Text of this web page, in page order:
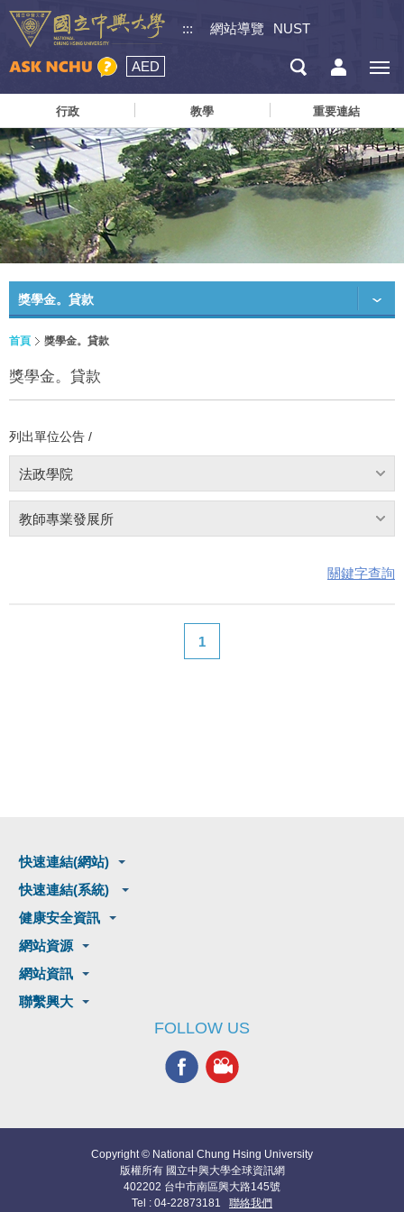
::: 網站導覽 NUST
AED
行政 教學 重要連結
獎學金。貸款
首頁 獎學金。貸款
獎學金。貸款
列出單位公告 /
法政學院
教師專業發展所
關鍵字查詢
1
快速連結(網站)
快速連結(系統)
健康安全資訊
網站資源
網站資訊
聯繫興大
FOLLOW US
Copyright © National Chung Hsing University
版權所有 國立中興大學全球資訊網
402202 台中市南區興大路145號
Tel : 04-22873181 聯絡我們